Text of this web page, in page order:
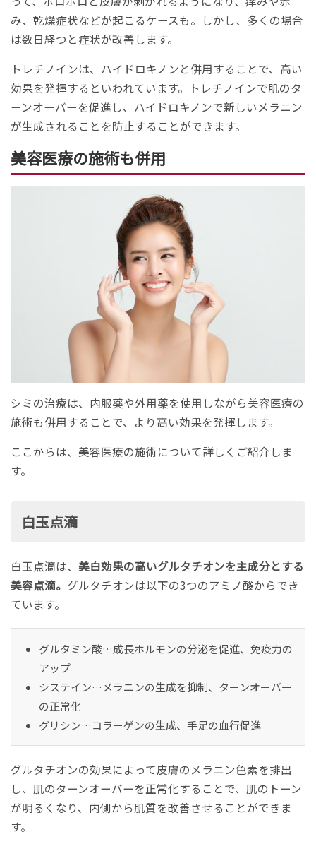
み、乾燥症状などが起こるケースも。しかし、多くの場合
は数日経つと症状が改善します。
トレチノインは、ハイドロキノンと併用することで、高い
効果を発揮するといわれています。トレチノインで肌のタ
ーンオーバーを促進し、ハイドロキノンで新しいメラニン
が生成されることを防止することができます。
美容医療の施術も併用
シミの治療は、内服薬や外用薬を使用しながら美容医療の
施術も併用することで、より高い効果を発揮します。
ここからは、美容医療の施術について詳しくご紹介しま
す。
白玉点滴
白玉点滴は、 美白効果の高いグルタチオンを主成分とする
美容点滴。 グルタチオンは以下の3つのアミノ酸からでき
ています。
グルタミン酸…成長ホルモンの分泌を促進、免疫力の
アップ
システイン…メラニンの生成を抑制、ターンオーバー
の正常化
グリシン…コラーゲンの生成、手足の血行促進
グルタチオンの効果によって皮膚のメラニン色素を排出
し、肌のターンオーバーを正常化することで、肌のトーン
が明るくなり、内側から肌質を改善させることができま
す。